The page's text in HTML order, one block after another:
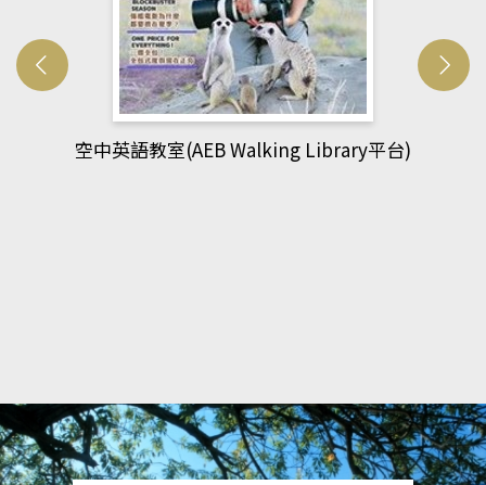
網管人(kono平台)